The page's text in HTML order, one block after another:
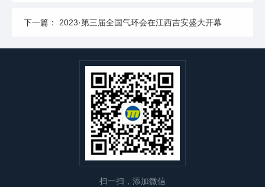
下一篇： 2023·第三届全国气环会在江西吉安盛大开幕
扫一扫，添加微信